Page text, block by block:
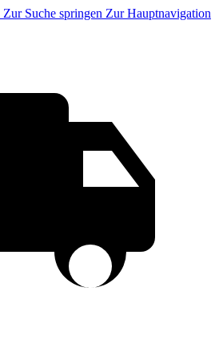
Zur Suche springen Zur Hauptnavigation